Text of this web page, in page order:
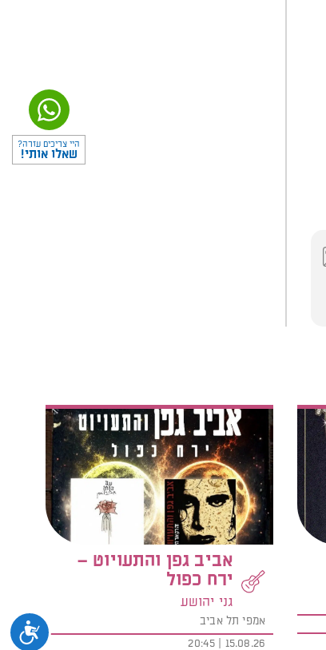
אביב גפן והתעויוט –
ירח כפול
גני יהושע
אמפי תל אביב
15.08.26 | 20:45
היי צריכים עזרה?
שאלו אותי!